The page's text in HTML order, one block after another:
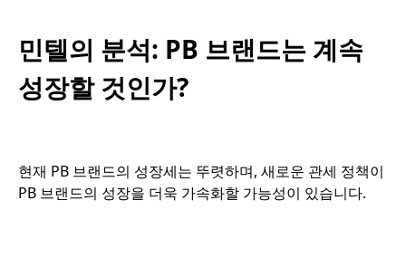
민텔의 분석: PB 브랜드는 계속
성장할 것인가?
현재 PB 브랜드의 성장세는 뚜렷하며, 새로운 관세 정책이
PB 브랜드의 성장을 더욱 가속화할 가능성이 있습니다.